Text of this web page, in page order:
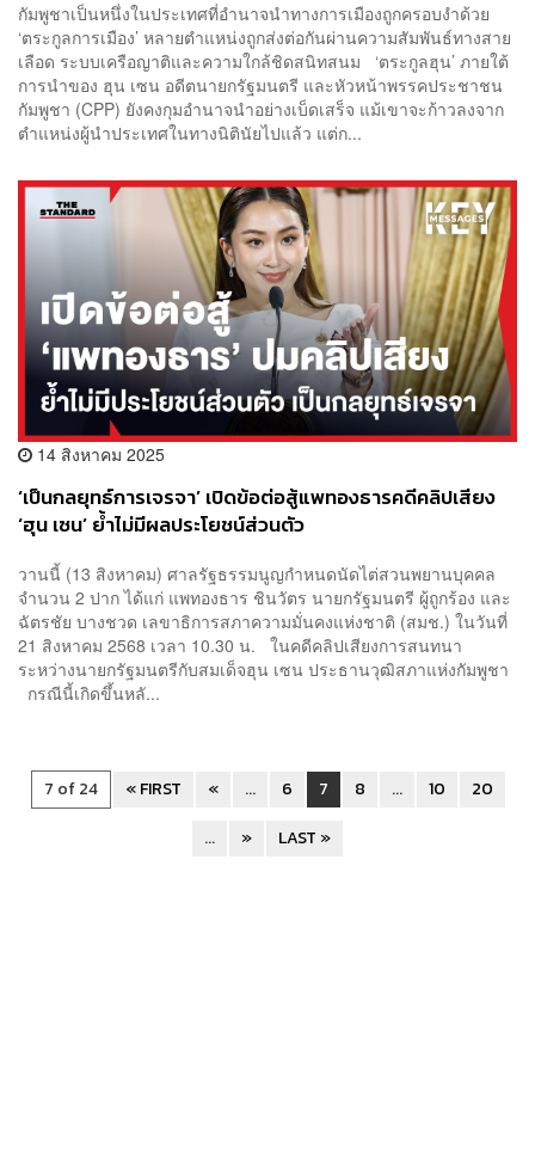
กัมพูชาเป็นหนึ่งในประเทศที่อำนาจนำทางการเมืองถูกครอบงำด้วย
‘ตระกูลการเมือง’ หลายตำแหน่งถูกส่งต่อกันผ่านความสัมพันธ์ทางสาย
เลือด ระบบเครือญาติและความใกล้ชิดสนิทสนม ‘ตระกูลฮุน’ ภายใต้
การนำของ ฮุน เซน อดีตนายกรัฐมนตรี และหัวหน้าพรรคประชาชน
กัมพูชา (CPP) ยังคงกุมอำนาจนำอย่างเบ็ดเสร็จ แม้เขาจะก้าวลงจาก
ตำแหน่งผู้นำประเทศในทางนิตินัยไปแล้ว แต่ก...
14 สิงหาคม 2025
‘เป็นกลยุทธ์การเจรจา’ เปิดข้อต่อสู้แพทองธารคดีคลิปเสียง
‘ฮุน เซน’ ย้ำไม่มีผลประโยชน์ส่วนตัว
วานนี้ (13 สิงหาคม) ศาลรัฐธรรมนูญกำหนดนัดไต่สวนพยานบุคคล
จำนวน 2 ปาก ได้แก่ แพทองธาร ชินวัตร นายกรัฐมนตรี ผู้ถูกร้อง และ
ฉัตรชัย บางชวด เลขาธิการสภาความมั่นคงแห่งชาติ (สมช.) ในวันที่
21 สิงหาคม 2568 เวลา 10.30 น. ในคดีคลิปเสียงการสนทนา
ระหว่างนายกรัฐมนตรีกับสมเด็จฮุน เซน ประธานวุฒิสภาแห่งกัมพูชา
กรณีนี้เกิดขึ้นหลั...
7 of 24 « FIRST « ... 6 7 8 ... 10
20
...
» LAST »